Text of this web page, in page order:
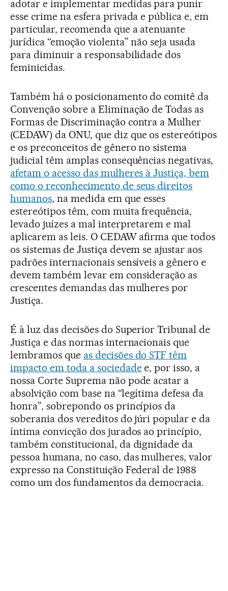
adotar e implementar medidas para punir
esse crime na esfera privada e pública e, em
particular, recomenda que a atenuante
jurídica “emoção violenta” não seja usada
para diminuir a responsabilidade dos
feminicidas.
Também há o posicionamento do comitê da
Convenção sobre a Eliminação de Todas as
Formas de Discriminação contra a Mulher
(CEDAW) da ONU, que diz que os estereótipos
e os preconceitos de gênero no sistema
judicial têm amplas consequências negativas,
afetam o acesso das mulheres à Justiça, bem
como o reconhecimento de seus direitos
humanos, na medida em que esses
estereótipos têm, com muita frequência,
levado juízes a mal interpretarem e mal
aplicarem as leis. O CEDAW afirma que todos
os sistemas de Justiça devem se ajustar aos
padrões internacionais sensíveis a gênero e
devem também levar em consideração as
crescentes demandas das mulheres por
Justiça.
É à luz das decisões do Superior Tribunal de
Justiça e das normas internacionais que
lembramos que as decisões do STF têm
impacto em toda a sociedadee, por isso, a
nossa Corte Suprema não pode acatar a
absolvição com base na “legítima defesa da
honra”, sobrepondo os princípios da
soberania dos vereditos do júri popular e da
íntima convicção dos jurados ao princípio,
também constitucional, da dignidade da
pessoa humana, no caso, das mulheres, valor
expresso na Constituição Federal de 1988
como um dos fundamentos da democracia.